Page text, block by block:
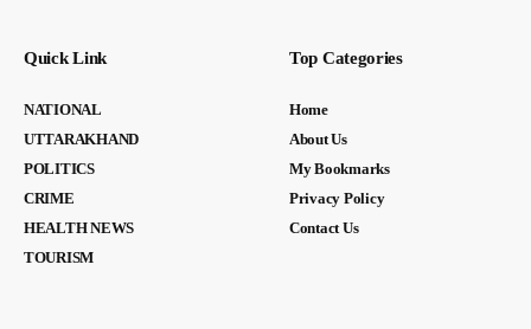
Quick Link
NATIONAL
UTTARAKHAND
POLITICS
CRIME
HEALTH NEWS
TOURISM
Top Categories
Home
About Us
My Bookmarks
Privacy Policy
Contact Us